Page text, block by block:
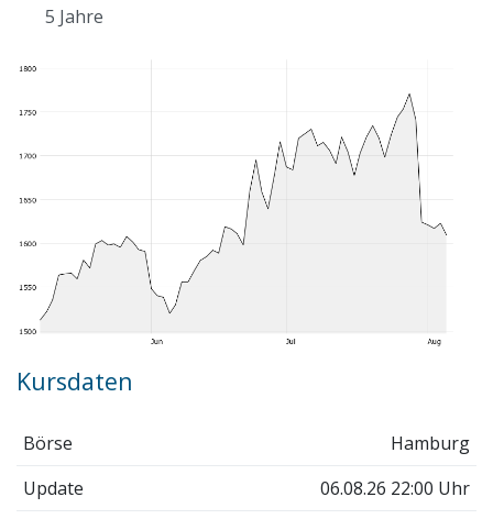
5 Jahre
Kursdaten
Börse
Hamburg
Update
06.08.26 22:00 Uhr